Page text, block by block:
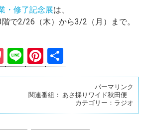
・修了記念展は、
で2/26（木）から3/2（月）まで。
P
o
Li
n
e
Pi
nt
er
es
t
有
パーマリンク
関連番組： あさ採りワイド秋田便
カテゴリー： ラジオ